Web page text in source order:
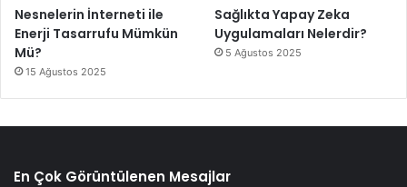
Nesnelerin İnterneti ile
Enerji Tasarrufu Mümkün
Mü?
15 Ağustos 2025
Sağlıkta Yapay Zeka
Uygulamaları Nelerdir?
5 Ağustos 2025
En Çok Görüntülenen Mesajlar